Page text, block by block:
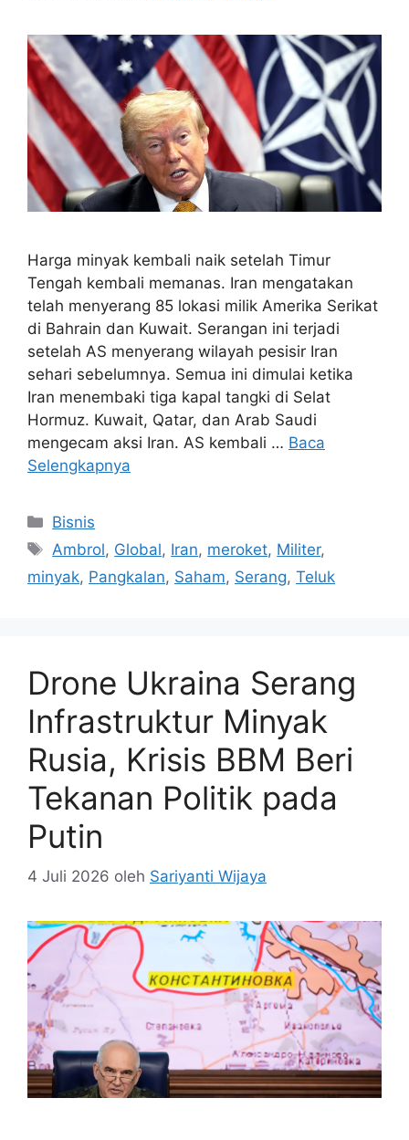
Harga minyak kembali naik setelah Timur
Tengah kembali memanas. Iran mengatakan
telah menyerang 85 lokasi milik Amerika Serikat
di Bahrain dan Kuwait. Serangan ini terjadi
setelah AS menyerang wilayah pesisir Iran
sehari sebelumnya. Semua ini dimulai ketika
Iran menembaki tiga kapal tangki di Selat
Hormuz. Kuwait, Qatar, dan Arab Saudi
mengecam aksi Iran. AS kembali … Baca
Selengkapnya
Kategori
Bisnis
Tag
Ambrol, Global, Iran, meroket, Militer,
minyak, Pangkalan, Saham, Serang, Teluk
Drone Ukraina Serang
Infrastruktur Minyak
Rusia, Krisis BBM Beri
Tekanan Politik pada
Putin
4 Juli 2026 oleh Sariyanti Wijaya